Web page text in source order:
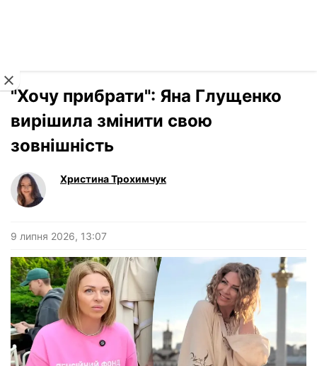
"Хочу прибрати": Яна Глущенко
вирішила змінити свою
зовнішність
Христина Трохимчук
9 липня 2026, 13:07